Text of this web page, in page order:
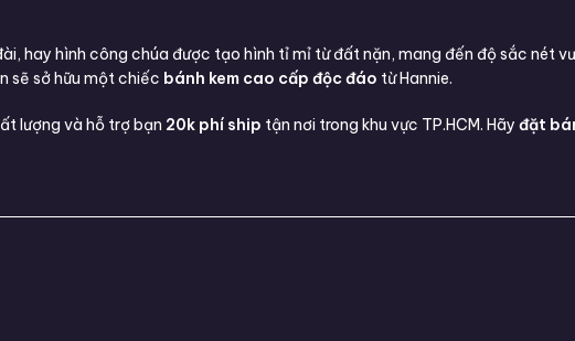
hay hình công chúa được tạo hình tỉ mỉ từ đất nặn, mang đến độ sắc nét
sẽ sở hữu một chiếc bánh kem cao cấp độc đáo từ Hannie.
lượng và hỗ trợ bạn 20k phí ship tận nơi trong khu vực TP.HCM. Hãy đặt